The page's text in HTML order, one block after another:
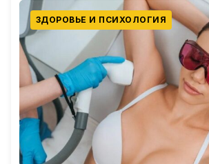
ЗДОРОВЬЕ И ПСИХОЛОГИЯ